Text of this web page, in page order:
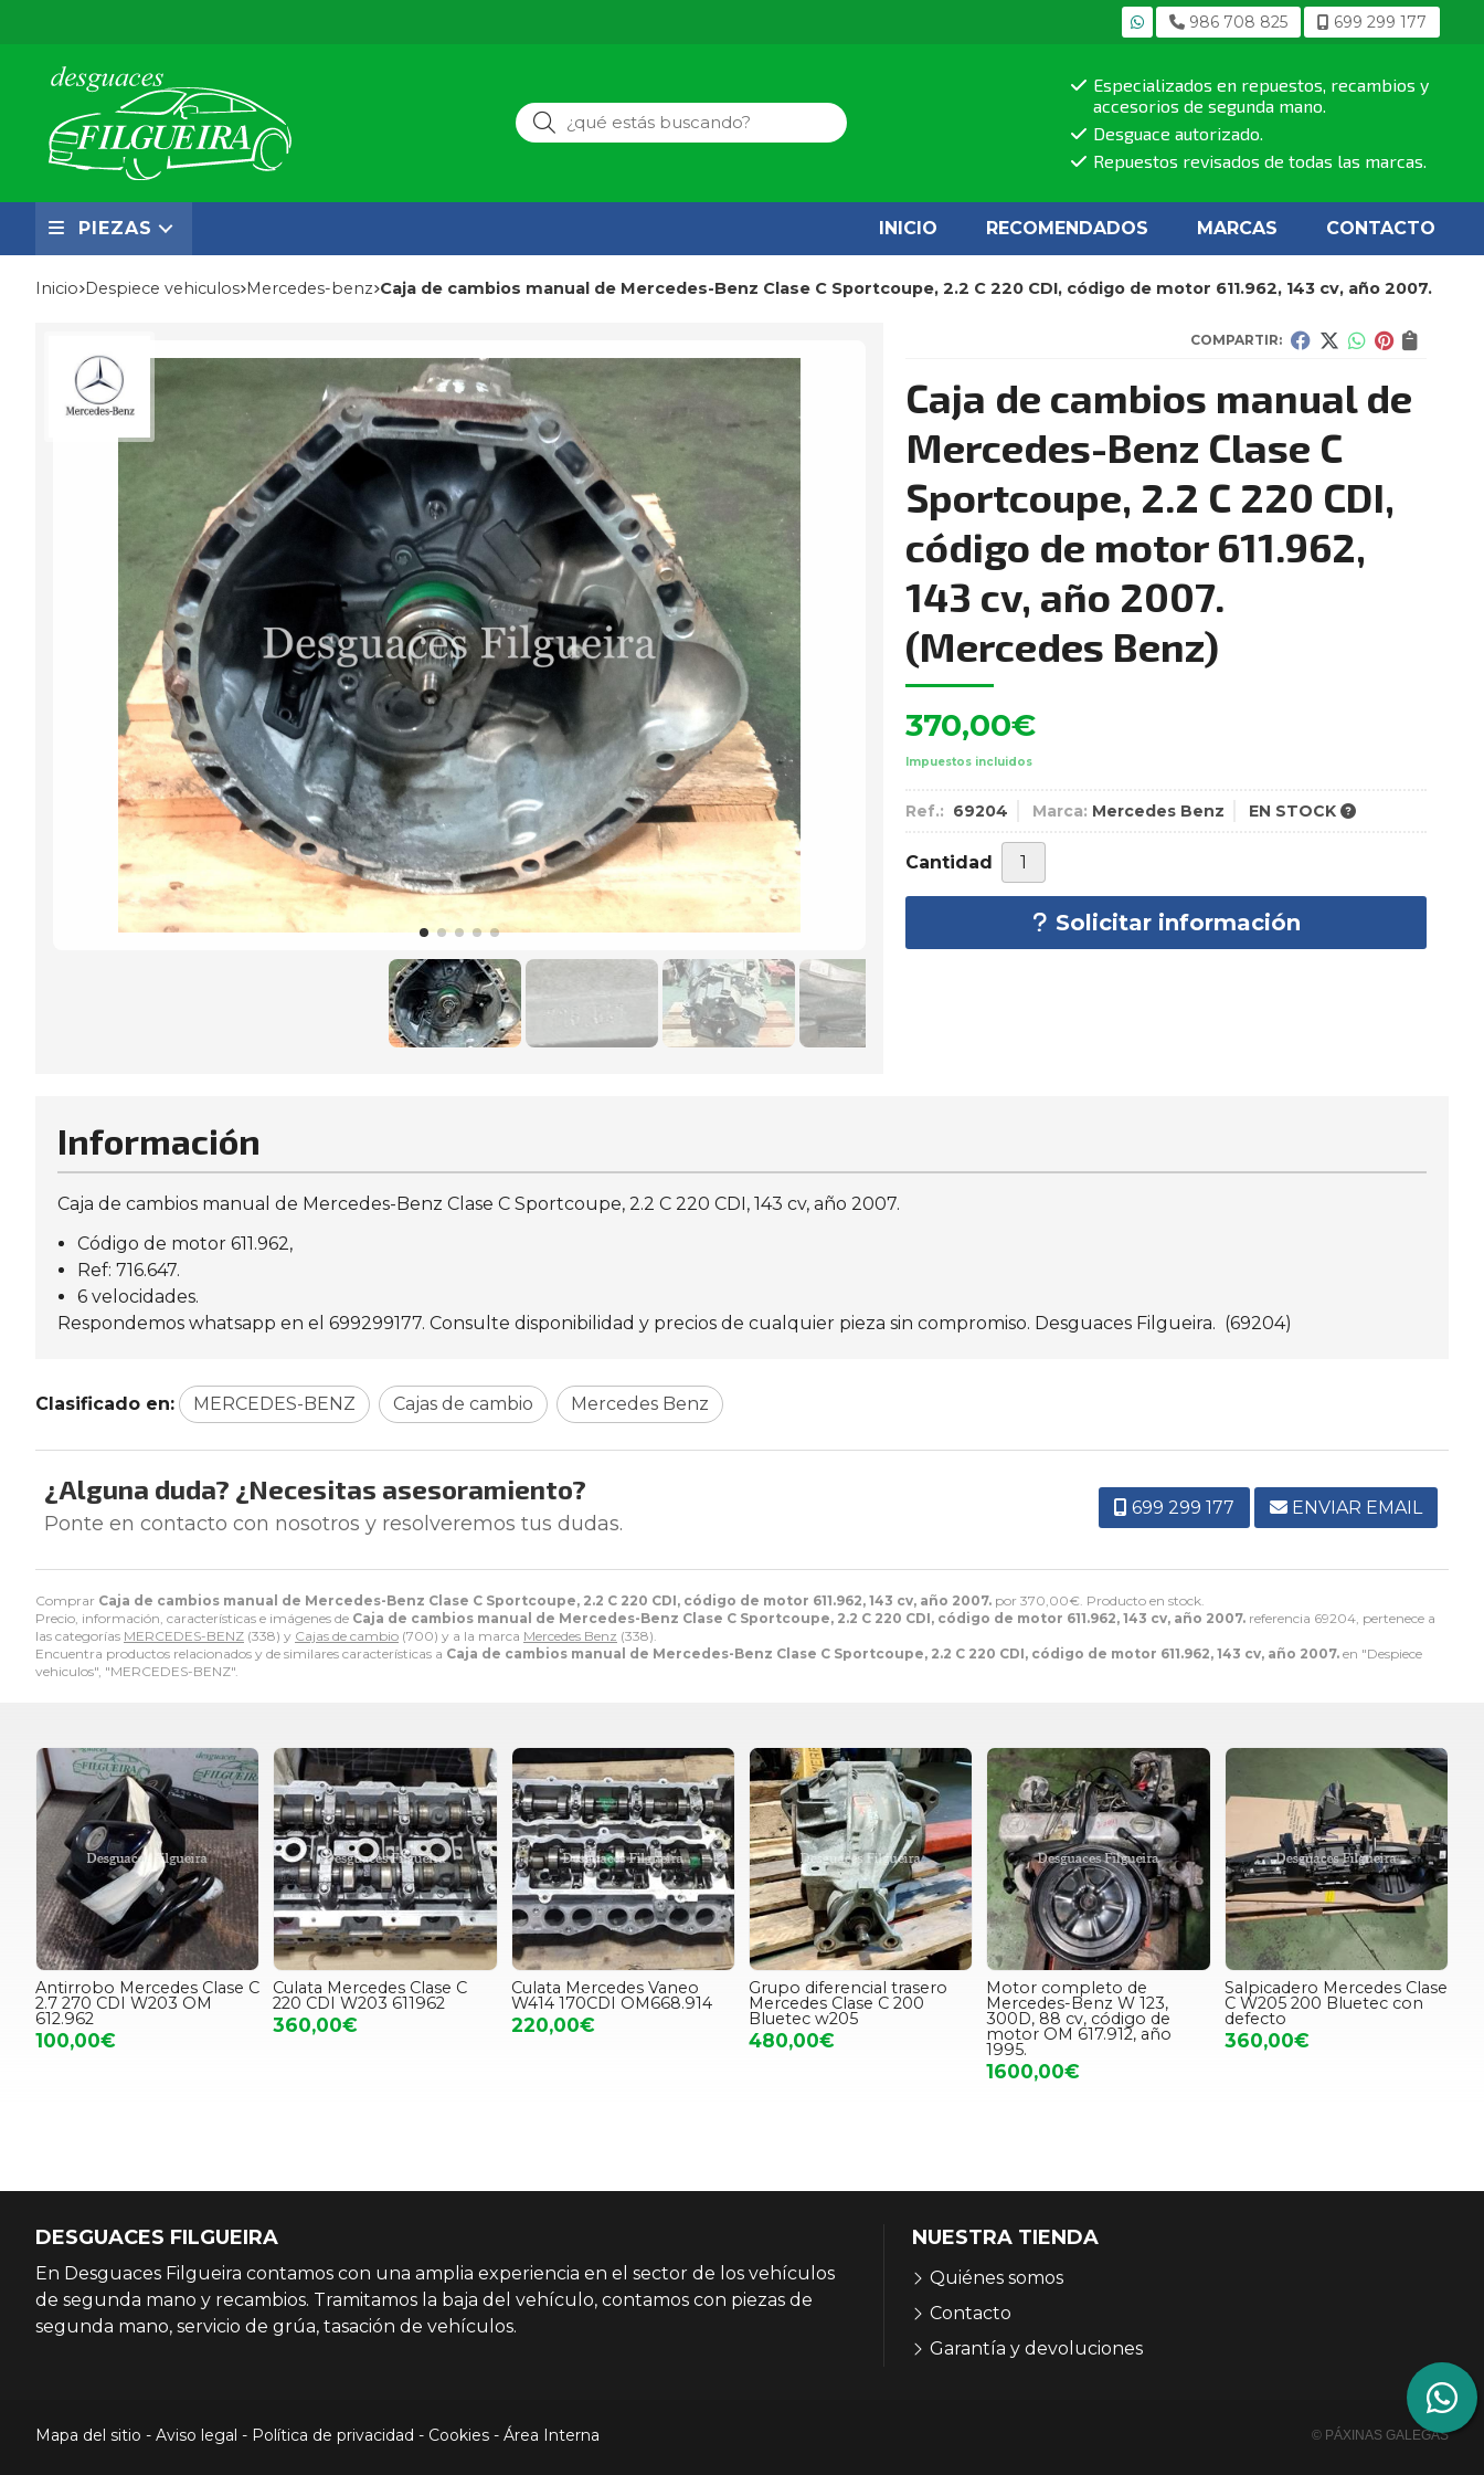
986 708 825 699 299 177
Buscar
Especializados en repuestos, recambios y
accesorios de segunda mano.
Desguace autorizado.
Repuestos revisados de todas las marcas.
PIEZAS INICIO RECOMENDADOS MARCAS CONTACTO
Inicio despiece vehiculos mercedes-benz Caja de cambios manual de Mercedes-Benz Clase C Sportcoupe, 2.2 C 220 CDI, código de motor 611.962, 143 cv, año 2007.
COMPARTIR:
Caja de cambios manual de
Mercedes-Benz Clase C
Sportcoupe, 2.2 C 220 CDI,
código de motor 611.962,
143 cv, año 2007.
(Mercedes Benz)
370,00€
Impuestos incluidos
Ref.: 69204 Marca: Mercedes Benz EN STOCK
Cantidad
Solicitar información
Comprar Caja de cambios manual de Mercedes-Benz Clase C Sportcoupe, 2.2 C 220 CDI, código de motor 611.962, 143 cv, año 2007. por 370,00€ . Producto en stock.
Precio, información, características e imágenes de Caja de cambios manual de Mercedes-Benz Clase C Sportcoupe, 2.2 C 220 CDI, código de motor 611.962, 143 cv, año 2007. referencia 69204, pertenece a
las categorías MERCEDES-BENZ (338) y Cajas de cambio (700) y a la marca Mercedes Benz (338).
Encuentra productos relacionados y de similares características a Caja de cambios manual de Mercedes-Benz Clase C Sportcoupe, 2.2 C 220 CDI, código de motor 611.962, 143 cv, año 2007. en "Despiece
vehiculos", "MERCEDES-BENZ".
Información
Caja de cambios manual de Mercedes-Benz Clase C Sportcoupe, 2.2 C 220 CDI, 143 cv, año 2007.
Código de motor 611.962,
Ref: 716.647.
6 velocidades.
Respondemos whatsapp en el 699299177. Consulte disponibilidad y precios de cualquier pieza sin compromiso. Desguaces Filgueira. (69204)
Clasificado en: MERCEDES-BENZ Cajas de cambio Mercedes Benz
¿Alguna duda? ¿Necesitas asesoramiento?
Ponte en contacto con nosotros y resolveremos tus dudas.
699 299 177 ENVIAR EMAIL
Antirrobo Mercedes Clase C
2.7 270 CDI W203 OM
612.962
100,00€
Culata Mercedes Clase C
220 CDI W203 611962
360,00€
Culata Mercedes Vaneo
W414 170CDI OM668.914
220,00€
Grupo diferencial trasero
Mercedes Clase C 200
Bluetec w205
480,00€
Motor completo de
Mercedes-Benz W 123,
300D, 88 cv, código de
motor OM 617.912, año
1995.
1600,00€
Salpicadero Mercedes Clase
C W205 200 Bluetec con
defecto
360,00€
DESGUACES FILGUEIRA
En Desguaces Filgueira contamos con una amplia experiencia en el sector de los vehículos
de segunda mano y recambios. Tramitamos la baja del vehículo, contamos con piezas de
segunda mano, servicio de grúa, tasación de vehículos.
NUESTRA TIENDA
Quiénes somos
Contacto
Garantía y devoluciones
Mapa del sitio - Aviso legal - Política de privacidad - Cookies - Área Interna © PÁXINAS GALEGAS